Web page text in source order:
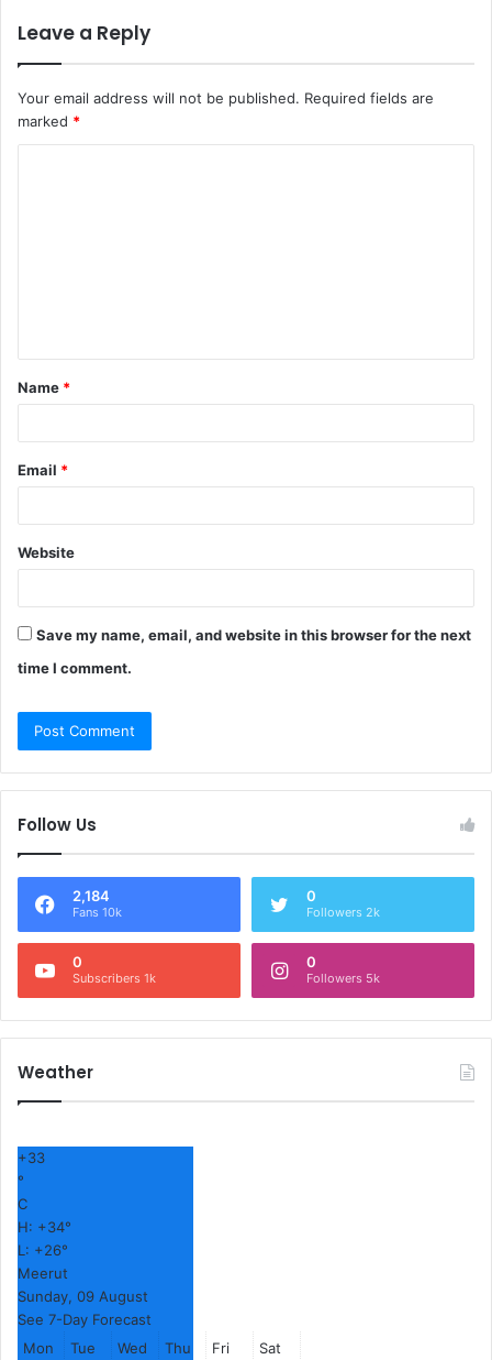
Leave a Reply
Your email address will not be published. Required fields are
marked *
t
*
Name *
Email *
Website
Save my name, email, and website in this browser for the next
time I comment.
Follow Us
2,184
Fans 10k
0
Followers 2k
0
Subscribers 1k
0
Followers 5k
Weather
+33
°
C
H: +34°
L: +26°
Meerut
Sunday, 09 August
See 7-Day Forecast
Mon
Tue Wed Thu Fri Sat